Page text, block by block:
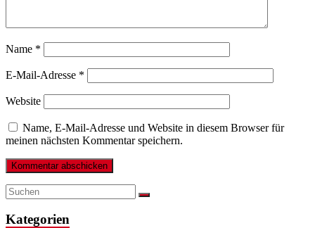
Name *
E-Mail-Adresse *
Website
Name, E-Mail-Adresse und Website in diesem Browser für
meinen nächsten Kommentar speichern.
Kategorien